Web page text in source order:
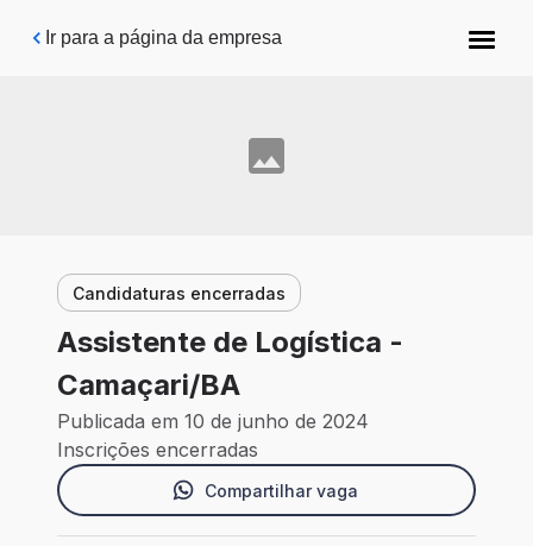
Pular para o conteúdo principal
Ir para a página da empresa
Candidaturas encerradas
Assistente de Logística -
Camaçari/BA
Publicada em 10 de junho de 2024
Inscrições encerradas
Compartilhar vaga